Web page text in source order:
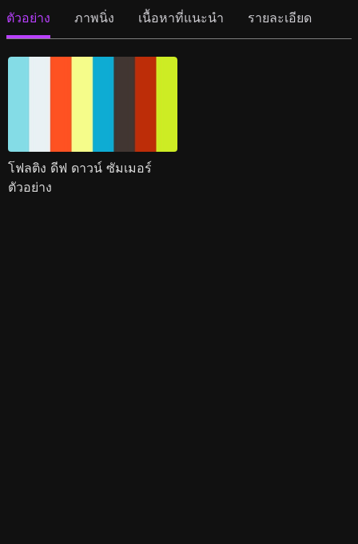
ตัวอย่าง ภาพนิ่ง เนื้อหาที่แนะนำ รายละเอียด
โฟลติง ดีฟ ดาวน์ ซัมเมอร์
ตัวอย่าง